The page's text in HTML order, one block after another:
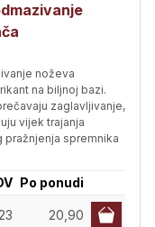
noževa
na biljnoj bazi.
zaglavljivanje,
vijek trajanja
pražnjenja spremnika
Po ponudi
20,90